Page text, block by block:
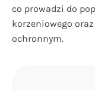
co prowadzi do
korzeniowego
ochronnym.